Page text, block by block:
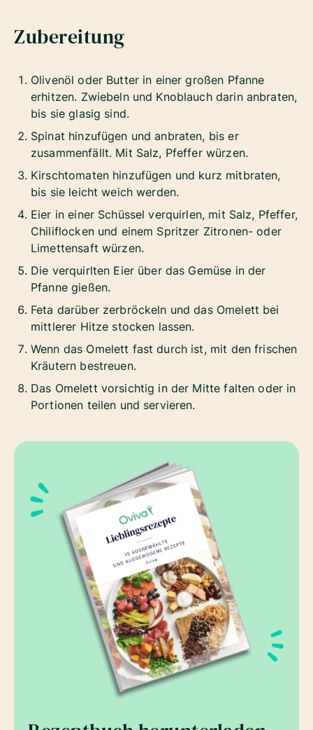
Zubereitung
Olivenöl oder Butter in einer großen Pfanne
erhitzen. Zwiebeln und Knoblauch darin anbraten,
bis sie glasig sind.
Spinat hinzufügen und anbraten, bis er
zusammenfällt. Mit Salz, Pfeffer würzen.
Kirschtomaten hinzufügen und kurz mitbraten,
bis sie leicht weich werden.
Eier in einer Schüssel verquirlen, mit Salz, Pfeffer,
Chiliflocken und einem Spritzer Zitronen- oder
Limettensaft würzen.
Die verquirlten Eier über das Gemüse in der
Pfanne gießen.
Feta darüber zerbröckeln und das Omelett bei
mittlerer Hitze stocken lassen.
Wenn das Omelett fast durch ist, mit den frischen
Kräutern bestreuen.
Das Omelett vorsichtig in der Mitte falten oder in
Portionen teilen und servieren.